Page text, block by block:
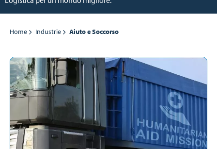
Home Industrie Aiuto e Soccorso